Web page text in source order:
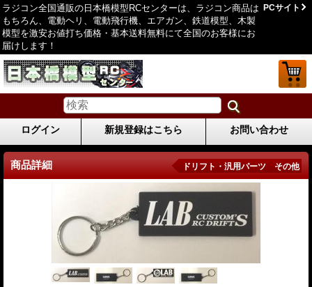
ラジコン全国通販の日本橋模型RCセンターは、ラジコン商品は
もちろん、電動ヘリ、電動飛行機、エアガン、鉄道模型、木製
模型を激安お値打ち価格・基本送料無料にて全国のお客様にお
届けします！
PCサイト
ログイン 新規登録はこちら お問い合わせ
商品詳細 ドリフト・汎用パーツ その他